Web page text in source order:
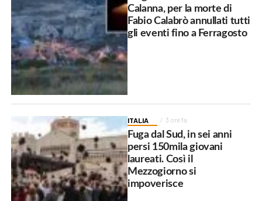
Calanna, per la morte di
Fabio Calabrò annullati tutti
gli eventi fino a Ferragosto
ITALIA 3 ore fa
Fuga dal Sud, in sei anni
persi 150mila giovani
laureati. Così il
Mezzogiorno si
impoverisce